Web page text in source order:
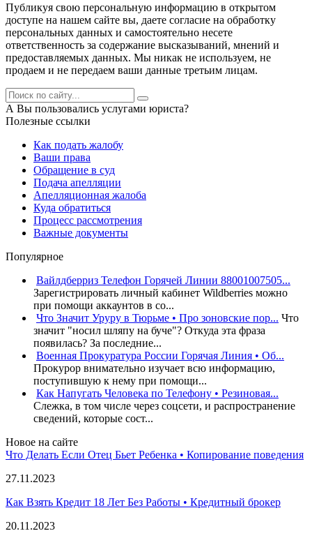
Публикуя свою персональную информацию в открытом
доступе на нашем сайте вы, даете согласие на обработку
персональных данных и самостоятельно несете
ответственность за содержание высказываний, мнений и
предоставляемых данных. Мы никак не используем, не
продаем и не передаем ваши данные третьим лицам.
А Вы пользовались услугами юриста?
Полезные ссылки
Как подать жалобу
Ваши права
Обращение в суд
Подача апелляции
Апелляционная жалоба
Куда обратиться
Процесс рассмотрения
Важные документы
Популярное
Вайлдберриз Телефон Горячей Линии 88001007505...
Зарегистрировать личный кабинет Wildberries можно
при помощи аккаунтов в со...
Что Значит Уруру в Тюрьме • Про зоновские пор... Что
значит "носил шляпу на буче"? Откуда эта фраза
появилась? За последние...
Военная Прокуратура России Горячая Линия • Об...
Прокурор внимательно изучает всю информацию,
поступившую к нему при помощи...
Как Напугать Человека по Телефону • Резиновая...
Слежка, в том числе через соцсети, и распространение
сведений, которые сост...
Новое на сайте
Что Делать Если Отец Бьет Ребенка • Копирование поведения
27.11.2023
Как Взять Кредит 18 Лет Без Работы • Кредитный брокер
20.11.2023